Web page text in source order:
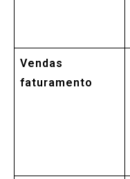
Vendas
faturamento